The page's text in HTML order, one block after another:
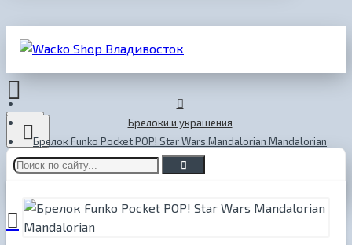
Брелоки и украшения
Брелок Funko Pocket POP! Star Wars Mandalorian Mandalorian